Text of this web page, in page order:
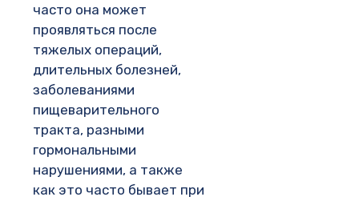
часто она может
проявляться после
тяжелых операций,
длительных болезней,
заболеваниями
пищеварительного
тракта, разными
гормональными
нарушениями, а также
как это часто бывает при